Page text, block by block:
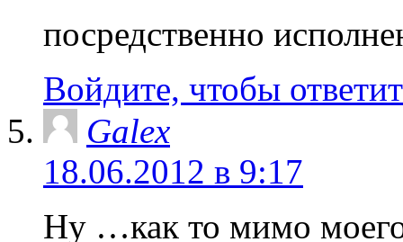
посредственно
Войдите, чтобы
Galex
18.06.2012 в 9:17
Ну …как то мимо